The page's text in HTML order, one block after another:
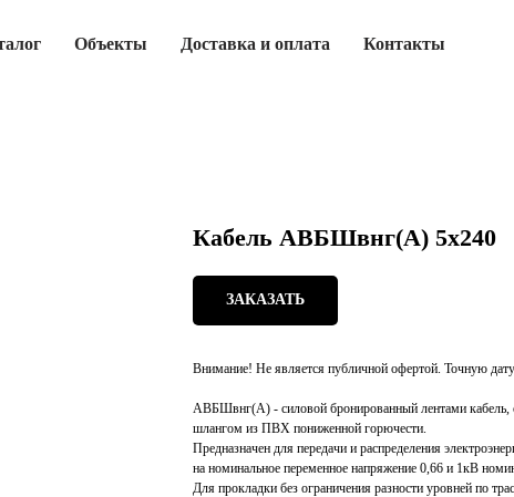
Объекты Доставка и оплата Контакты
Кабель АВБШвнг(А) 5х240
ЗАКАЗАТЬ
Внимание! Не является публичной офертой. Точную
АВБШвнг(А) - силовой бронированный лентами
шлангом из ПВХ пониженной горючести.
Предназначен для передачи и распределения
на номинальное переменное напряжение 0,66 и 1кВ
Для прокладки без ограничения разности уровней по